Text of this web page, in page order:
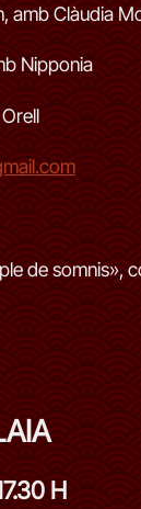
amb Clàudia
Nipponia
de somnis»,
H